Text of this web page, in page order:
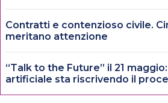
Contratti e contenzioso civile.
meritano attenzione
“Talk to the Future” il 21
artificiale sta riscrivendo il